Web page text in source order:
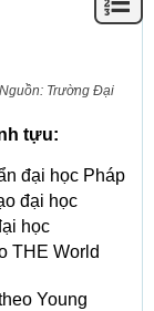
Trường Đại
tựu:
đại học Pháp
đại học
học
THE World
Young